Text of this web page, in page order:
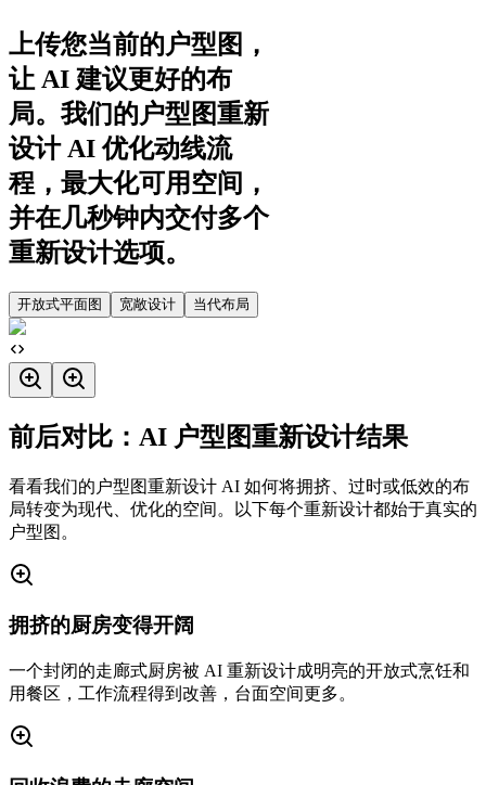
上传您当前的户型图，
让 AI 建议更好的布
局。我们的户型图重新
设计 AI 优化动线流
程，最大化可用空间，
并在几秒钟内交付多个
重新设计选项。
开放式平面图 宽敞设计 当代布局
前后对比：AI 户型图重新设计结果
看看我们的户型图重新设计 AI 如何将拥挤、过时或低效的布
局转变为现代、优化的空间。以下每个重新设计都始于真实的
户型图。
拥挤的厨房变得开阔
一个封闭的走廊式厨房被 AI 重新设计成明亮的开放式烹饪和
用餐区，工作流程得到改善，台面空间更多。